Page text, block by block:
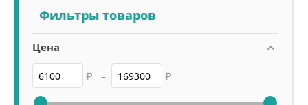
Фильтры товаров
Цена
₽ – ₽